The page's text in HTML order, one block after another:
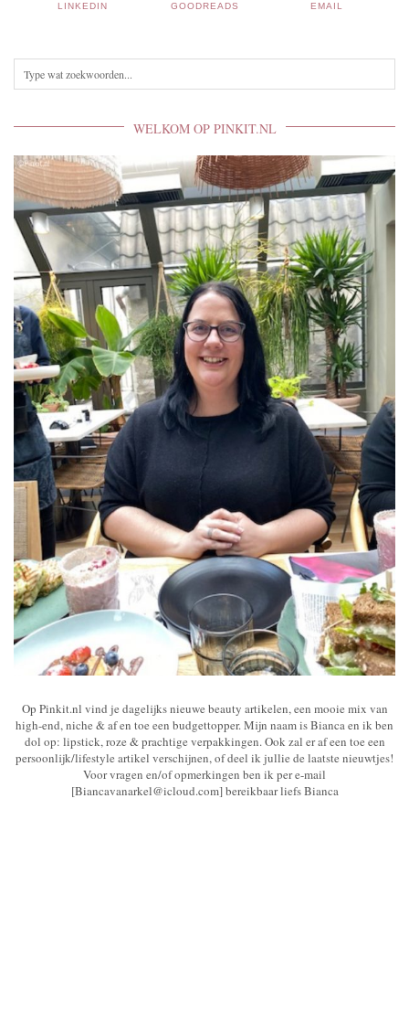
LINKEDIN GOODREADS EMAIL
WELKOM OP PINKIT.NL
Op Pinkit.nl vind je dagelijks nieuwe beauty artikelen, een mooie mix van
high-end, niche & af en toe een budgettopper. Mijn naam is Bianca en ik ben
dol op: lipstick, roze & prachtige verpakkingen. Ook zal er af een toe een
persoonlijk/lifestyle artikel verschijnen, of deel ik jullie de laatste nieuwtjes!
Voor vragen en/of opmerkingen ben ik per e-mail
[Biancavanarkel@icloud.com] bereikbaar liefs Bianca